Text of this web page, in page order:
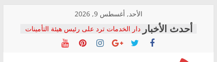
content
الأحد, أغسطس 9, 2026
دار الخدمات ترد على رئيس هيئة التأمينات
بعد مؤتمره الصحفي: إنكار الأزمة لا ينهي
معاناة أصحاب المعاشات.. ونطالب بكشف